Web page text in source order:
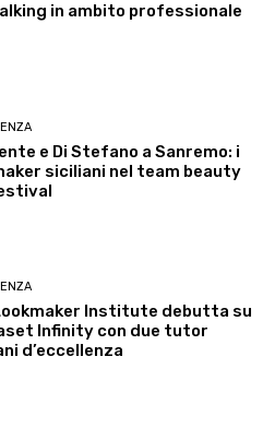
in ambito professionale
e Di Stefano a Sanremo: i
siciliani nel team beauty
Institute debutta su
Infinity con due tutor
d’eccellenza